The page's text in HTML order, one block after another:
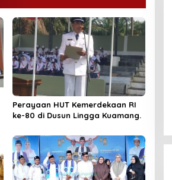
Perayaan HUT Kemerdekaan RI
ke-80 di Dusun Lingga Kuamang.
Tema”Membawa Gerakan
Perubahan”